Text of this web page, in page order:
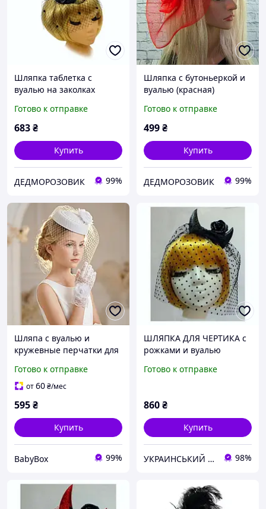
Шляпка таблетка с
вуалью на заколках
Готово к отправке
683₴
Купить
ДЕДМОРОЗОВИК 99%
Шляпка с бутоньеркой и
вуалью (красная)
Готово к отправке
499₴
Купить
ДЕДМОРОЗОВИК 99%
Шляпа с вуалью и
кружевные перчатки для
Готово к отправке
от60₴/мес
595₴
Купить
BabyBox 99%
ШЛЯПКА ДЛЯ ЧЕРТИКА с
рожками и вуалью
Готово к отправке
860₴
Купить
УКРАИНСЬКИЙ БАРМАЛЕЙ 98%